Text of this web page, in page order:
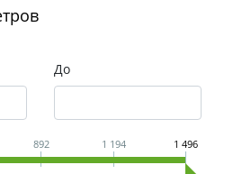
До
892 1 194 1 496